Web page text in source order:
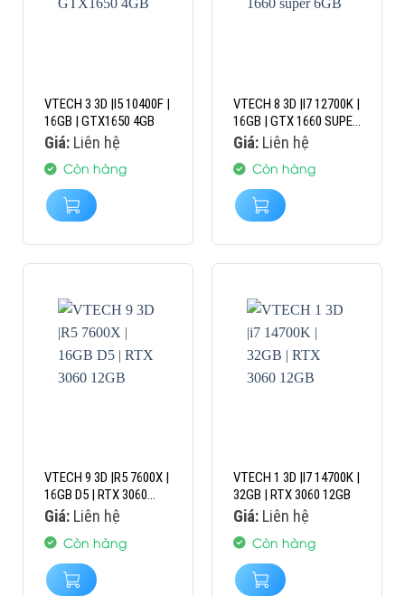
VTECH 3 3D |I5 10400F |
16GB | GTX1650 4GB
Giá:Liên hệ
Còn hàng
VTECH 8 3D |I7 12700K |
16GB | GTX 1660 SUPER
6GB
Giá:Liên hệ
Còn hàng
VTECH 9 3D |R5 7600X |
16GB D5 | RTX 3060
12GB
Giá:Liên hệ
Còn hàng
VTECH 1 3D |I7 14700K |
32GB | RTX 3060 12GB
Giá:Liên hệ
Còn hàng